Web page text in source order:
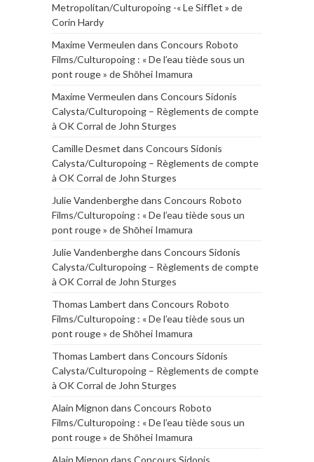
Metropolitan/Culturopoing -« Le Sifflet » de
Corin Hardy
Maxime Vermeulen dans Concours Roboto
Films/Culturopoing : « De l’eau tiède sous un
pont rouge » de Shōhei Imamura
Maxime Vermeulen dans Concours Sidonis
Calysta/Culturopoing – Règlements de compte
à OK Corral de John Sturges
Camille Desmet dans Concours Sidonis
Calysta/Culturopoing – Règlements de compte
à OK Corral de John Sturges
Julie Vandenberghedans Concours Roboto
Films/Culturopoing : « De l’eau tiède sous un
pont rouge » de Shōhei Imamura
Julie Vandenberghedans Concours Sidonis
Calysta/Culturopoing – Règlements de compte
à OK Corral de John Sturges
Thomas Lambert dans Concours Roboto
Films/Culturopoing : « De l’eau tiède sous un
pont rouge » de Shōhei Imamura
Thomas Lambert dans Concours Sidonis
Calysta/Culturopoing – Règlements de compte
à OK Corral de John Sturges
Alain Mignon dans Concours Roboto
Films/Culturopoing : « De l’eau tiède sous un
pont rouge » de Shōhei Imamura